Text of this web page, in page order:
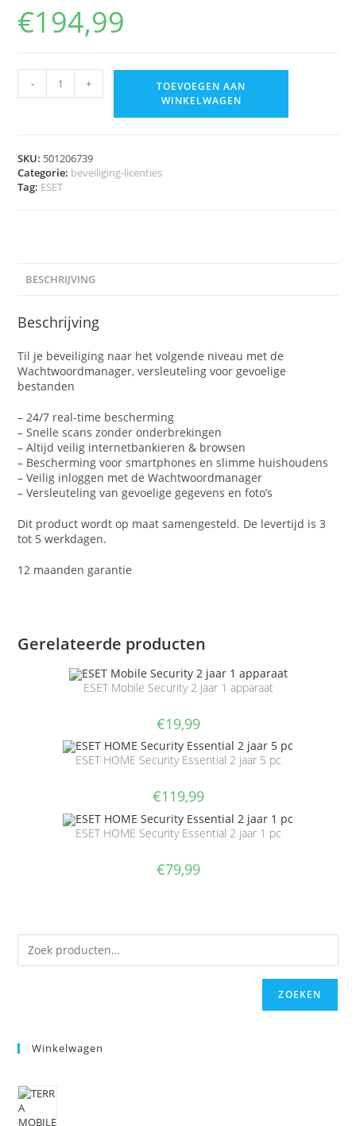
€194,99
- +
TOEVOEGEN AAN
WINKELWAGEN
SKU: 501206739
Categorie: beveiliging-licenties
Tag: ESET
BESCHRIJVING
Beschrijving
Til je beveiliging naar het volgende niveau met de
Wachtwoordmanager, versleuteling voor gevoelige
bestanden
– 24/7 real-time bescherming
– Snelle scans zonder onderbrekingen
– Altijd veilig internetbankieren & browsen
– Bescherming voor smartphones en slimme huishoudens
– Veilig inloggen met de Wachtwoordmanager
– Versleuteling van gevoelige gegevens en foto’s
Dit product wordt op maat samengesteld. De levertijd is 3
tot 5 werkdagen.
12 maanden garantie
Gerelateerde producten
ESET Mobile Security 2 jaar 1 apparaat
€19,99
ESET HOME Security Essential 2 jaar 5 pc
€119,99
ESET HOME Security Essential 2 jaar 1 pc
€79,99
ZOEKEN
Winkelwagen